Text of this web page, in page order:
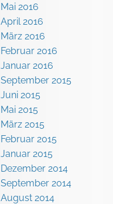
Mai 2016
April 2016
März 2016
Februar 2016
Januar 2016
September 2015
Juni 2015
Mai 2015
März 2015
Februar 2015
Januar 2015
Dezember 2014
September 2014
August 2014